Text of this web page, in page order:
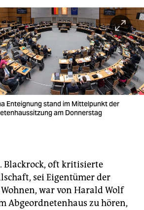
Enteignung stand im Mittelpunkt der
am Donnerstag
Blackrock, oft kritisierte
sei Eigentümer der
war von Harald Wolf
Abgeordnetenhaus zu hören,